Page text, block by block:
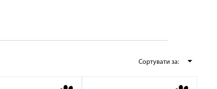
Сортувати за: 